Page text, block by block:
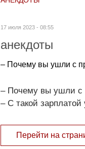
17 июля 2023 - 08:55
анекдоты
– Почему вы ушли с
– Почему вы ушли с
– С такой
Перейти на